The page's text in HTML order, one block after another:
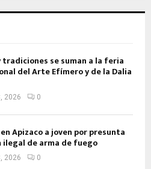
tradiciones se suman a la feria
del Arte Efímero y de la Dalia
2026 0
Apizaco a joven por presunta
de arma de fuego
2026 0